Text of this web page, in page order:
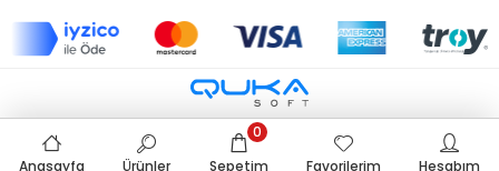
Anasayfa Ürünler Sepetim
0
Favorilerim
Hesabım